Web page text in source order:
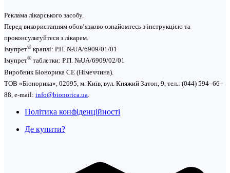
Реклама лікарського засобу.
Перед використанням обов’язково ознайомтесь з інструкцією та
проконсультуйтеся з лікарем.
Імупрет® краплі: Р.П. №UA/6909/01/01
Імупрет® таблетки: P.П. №UA/6909/02/01
Виробник Біонорика СЕ (Німеччина).
ТОВ «Біонорика», 02095, м. Київ, вул. Княжий Затон, 9, тел.: (044) 594–66–
88, e-mail: info@bionorica.ua
Політика конфіденційності
Де купити?